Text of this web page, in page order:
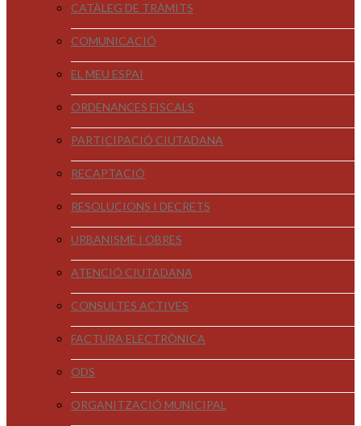
CATÀLEG DE TRÀMITS
COMUNICACIÓ
EL MEU ESPAI
ORDENANCES FISCALS
PARTICIPACIÓ CIUTADANA
RECAPTACIÓ
RESOLUCIONS I DECRETS
URBANISME I OBRES
ATENCIÓ CIUTADANA
CONSULTES ACTIVES
FACTURA ELECTRÒNICA
ODS
ORGANITZACIÓ MUNICIPAL